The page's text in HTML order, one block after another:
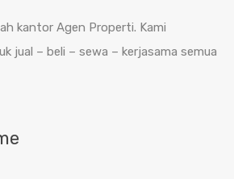
kantor Agen Properti. Kami
jual – beli – sewa – kerjasama semua